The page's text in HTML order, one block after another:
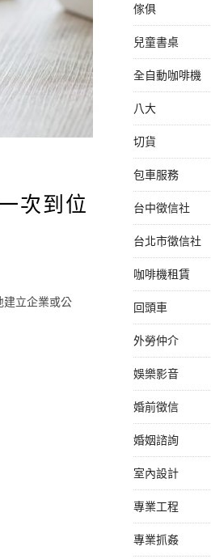
次到位
建立企業或公
傢俱
兒童書桌
全自動咖啡機
八大
切貨
包車服務
台中徵信社
台北市徵信社
咖啡機租賃
回頭車
外勞仲介
娛樂影音
婚前徵信
婚姻諮詢
室內設計
專業工程
專業抓姦